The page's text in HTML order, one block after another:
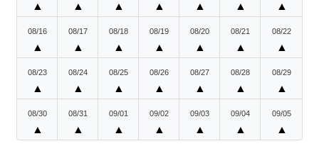
▲ ▲ ▲ ▲ ▲ ▲ ▲
08/16
▲
08/17
▲
08/18
▲
08/19
▲
08/20
▲
08/21
▲
08/22
▲
08/23
▲
08/24
▲
08/25
▲
08/26
▲
08/27
▲
08/28
▲
08/29
▲
08/30
▲
08/31
▲
09/01
▲
09/02
▲
09/03
▲
09/04
▲
09/05
▲